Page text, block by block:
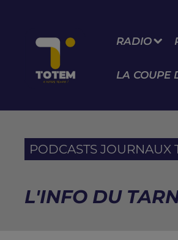
RADIO
LA COUPE
PODCASTS JOURNAUX
L'INFO DU